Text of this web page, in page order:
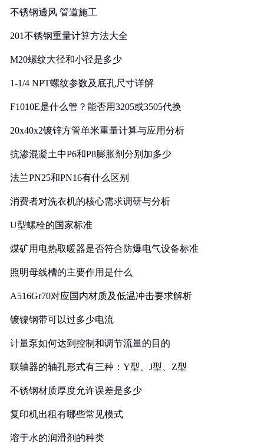
不锈钢通风 管道施工
201不锈钢重量计算方法大全
M20螺纹大径和小径是多少
1-1/4 NPT螺纹参数及底孔尺寸详解
F1010E是什么管？能否用3205或3505代换
20x40x2镀锌方管单米重量计算与应用分析
抗渗混凝土中P6和P8膨胀剂分别加多少
法兰PN25和PN16有什么区别
消费者对洗衣机的核心需求调研与分析
U型螺栓的国家标准
煤矿用电热取暖器是否符合防爆电气设备标准
照明母线槽的主要作用是什么
A516Gr70对应国内材质及低温冲击要求解析
镀镍钢带可以过多少电流
计量泵如何达到控制和调节流量的目的
联轴器的轴孔形式有三种：Y型、J型、Z型
不锈钢材质厚度允许误差是多少
复印机出租有哪些常见模式
溶于水的润滑剂的种类